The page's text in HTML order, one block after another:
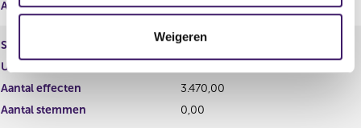
i
Weigeren
Aantal stemmen
30.827,00
Soort effect
Conditional share award
Uitgevende instelling
Aantal effecten
3.470,00
Aantal stemmen
0,00